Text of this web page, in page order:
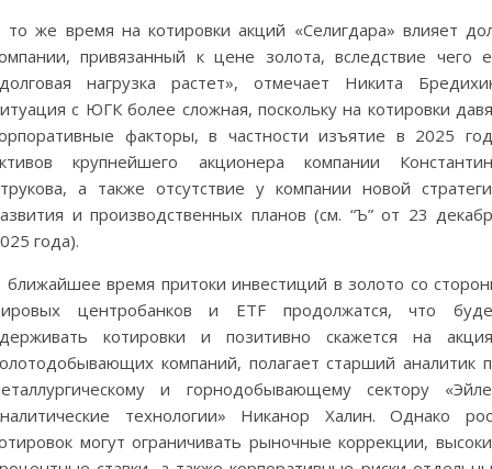
то же время на котировки акций «Селигдара» влияет
привязанный к цене золота, вследствие чего
нагрузка растет», отмечает Никита
с ЮГК более сложная, поскольку на котировки
факторы, в частности изъятие в 2025
крупнейшего акционера компании
а также отсутствие у компании новой
и производственных планов (см. “Ъ” от 23
года).
ближайшее время притоки инвестиций в золото со
центробанков и ETF продолжатся, что
котировки и позитивно скажется на
компаний, полагает старший аналитик
и горнодобывающему сектору
технологии» Никанор Халин. Однако
могут ограничивать рыночные коррекции,